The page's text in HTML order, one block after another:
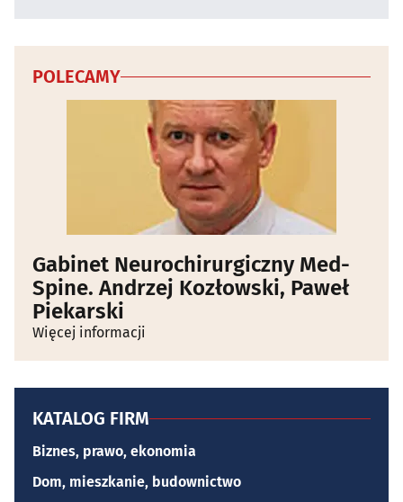
POLECAMY
Gabinet Neurochirurgiczny Med-
Spine. Andrzej Kozłowski, Paweł
Piekarski
Więcej informacji
KATALOG FIRM
Biznes, prawo, ekonomia
Dom, mieszkanie, budownictwo